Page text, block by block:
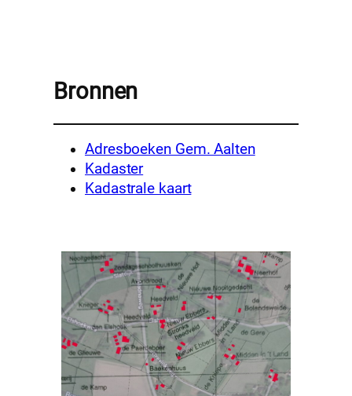
Bronnen
Adresboeken Gem. Aalten
Kadaster
Kadastrale kaart